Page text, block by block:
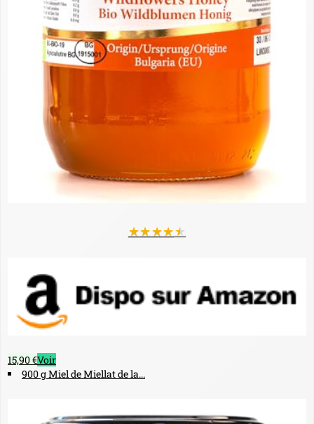
★★★★★
15,90 €Voir
900 g Miel de Miellat de la...